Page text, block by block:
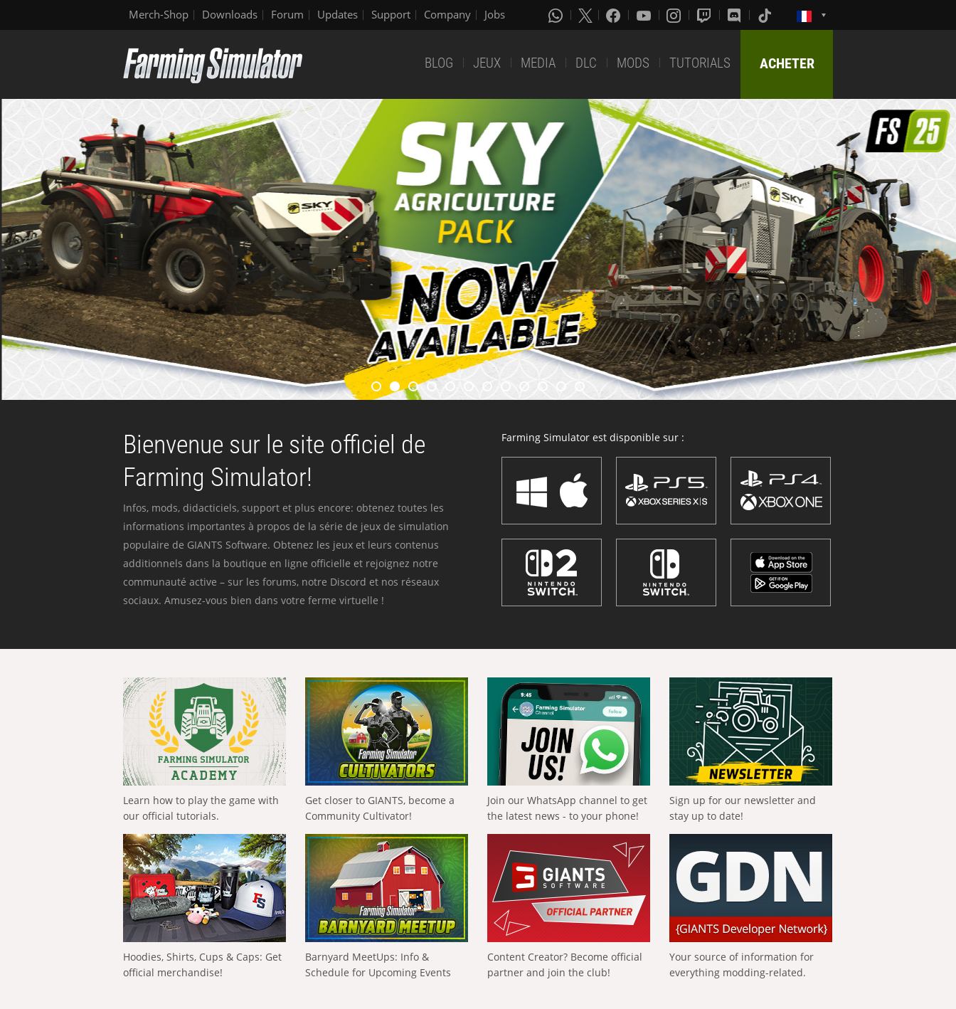
Merch-Shop Downloads Forum Updates Support Company Jobs
BLOG JEUX MEDIA DLC MODS TUTORIALS ACHETER
Bienvenue sur le site officiel de
Farming Simulator!
Infos, mods, didacticiels, support et plus encore: obtenez toutes les
informations importantes à propos de la série de jeux de simulation
populaire de GIANTS Software. Obtenez les jeux et leurs contenus
additionnels dans la boutique en ligne officielle et rejoignez notre
communauté active – sur les forums, notre Discord et nos réseaux
sociaux. Amusez-vous bien dans votre ferme virtuelle !
Farming Simulator est disponible sur :
Learn how to play the game with
our official tutorials.
Get closer to GIANTS, become a
Community Cultivator!
Join our WhatsApp channel to get
the latest news - to your phone!
Sign up for our newsletter and
stay up to date!
Hoodies, Shirts, Cups & Caps: Get
official merchandise!
Barnyard MeetUps: Info &
Schedule for Upcoming Events
Content Creator? Become official
partner and join the club!
Your source of information for
everything modding-related.